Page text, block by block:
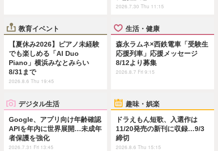
2026.7.30 Thu 11:15
教育イベント
【夏休み2026】ピアノ未経験
でも楽しめる「AI Duo
Piano」横浜みなとみらい
8/31まで
2026.8.6 Thu 19:45
生活・健康
森永ラムネ×西鉄電車「受験生
応援列車」応援メッセージ
8/12より募集
2026.8.7 Fri 9:15
デジタル生活
Google、アプリ向け年齢確認
APIを年内に世界展開…未成年
者保護を強化
2026.7.31 Fri 13:45
趣味・娯楽
ドラえもん短歌、入選作は
11/20発売の新刊に収録…9/3
締切
2026.8.6 Thu 15:15